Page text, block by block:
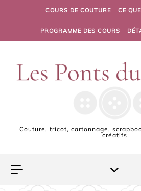
Skip to contentCOURS DE COUTURE CE
PROGRAMME DES COURS
Couture, tricot, cartonnage,
créatifs